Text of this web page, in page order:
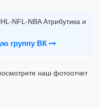
NFL-NBA Атрибутика и
группу ВК
наш фотоотчет